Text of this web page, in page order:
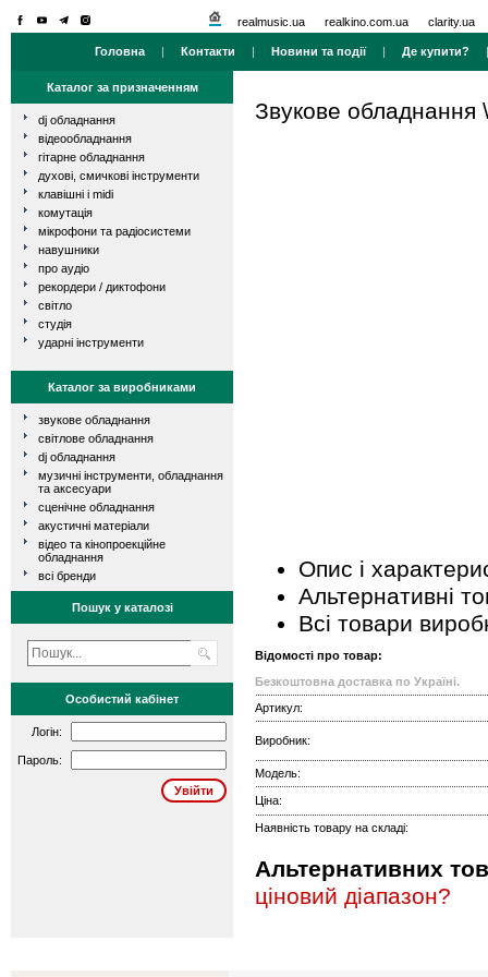
realmusic.ua realkino.com.ua clarity.ua
Головна | Контакти | Новини та події| Де купити?
Каталог за призначенням
dj обладнання
відеообладнання
гітарне обладнання
духові, смичкові інструменти
клавішні і midi
комутація
мікрофони та радіосистеми
навушники
про аудіо
рекордери / диктофони
світло
студія
ударні інструменти
Каталог за виробниками
звукове обладнання
світлове обладнання
dj обладнання
музичні інструменти, обладнання
та аксесуари
сценічне обладнання
акустичні матеріали
відео та кінопроекційне
обладнання
всі бренди
Пошук у каталозі
Особистий кабінет
Логін:
Пароль:
Звукове обладнання
Опис і
Альтернативні
Всі товари
Відомості про товар:
Безкоштовна доставка по Україні.
Артикул:
Виробник:
Модель:
Ціна:
Наявність товару на складі:
Альтернативних
ціновий діапазон?